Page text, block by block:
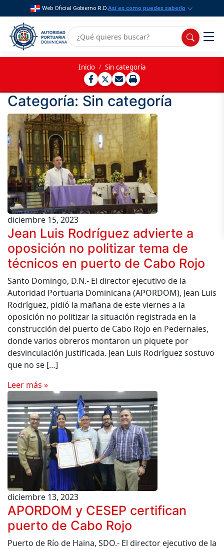
Web Oficial Gobierno R.D.Así es como puedes saberlo
Inicio / Sin categoría
Categoría: Sin categoría
diciembre 15, 2023
Jean Luis Rodríguez advierte a
oposición no politizar tema de
técnicos en puerto de Cabo Rojo
Santo Domingo, D.N.- El director ejecutivo de la
Autoridad Portuaria Dominicana (APORDOM), Jean Luis
Rodríguez, pidió la mañana de este viernes a la
oposición no politizar la situación registrada en la
construcción del puerto de Cabo Rojo en Pedernales,
donde varios obreros montaron un piquete por
desvinculación justificada. Jean Luis Rodríguez sostuvo
que no se […]
Leer más »
diciembre 13, 2023
APORDOM y CESEP certifican
puerto de Cabo Rojo
Puerto de Río de Haina, SDO.- El director ejecutivo de la